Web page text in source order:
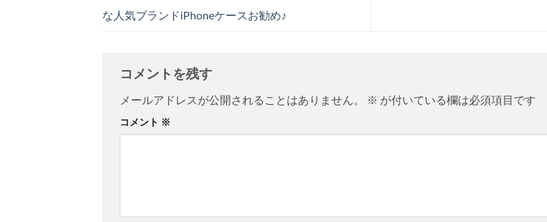
な人気ブランドiPhoneケースお勧め♪
コメントを残す
メールアドレスが公開されることはありません。 ※ が付いている欄は必須項目です
コメント ※